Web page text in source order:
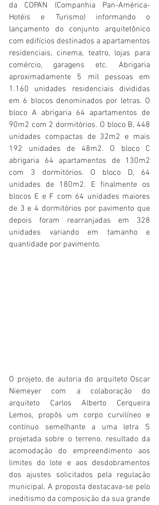
da COPAN (Companhia Pan-América-
Hotéis e Turismo) informando o
lançamento do conjunto arquitetônico
com edifícios destinados a apartamentos
residenciais, cinema, teatro, lojas para
comércio, garagens etc. Abrigaria
aproximadamente 5 mil pessoas em
1.160 unidades residenciais divididas
em 6 blocos denominados por letras. O
bloco A abrigaria 64 apartamentos de
90m2 com 2 dormitórios. O bloco B, 448
unidades compactas de 32m2 e mais
192 unidades de 48m2. O bloco C
abrigaria 64 apartamentos de 130m2
com 3 dormitórios. O bloco D, 64
unidades de 180m2. E finalmente os
blocos E e F com 64 unidades maiores
de 3 e 4 dormitórios por pavimento que
depois foram rearranjadas em 328
unidades variando em tamanho e
quantidade por pavimento.
O projeto, de autoria do arquiteto Oscar
Niemeyer com a colaboração do
arquiteto Carlos Alberto Cerqueira
Lemos, propôs um corpo curvilíneo e
contínuo semelhante a uma letra S
projetada sobre o terreno, resultado da
acomodação do empreendimento aos
limites do lote e aos desdobramentos
dos ajustes solicitados pela regulação
municipal. A proposta destacava-se pelo
ineditismo da composição da sua grande